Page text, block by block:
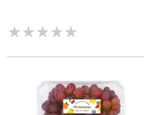
★★★★★
★★★★★